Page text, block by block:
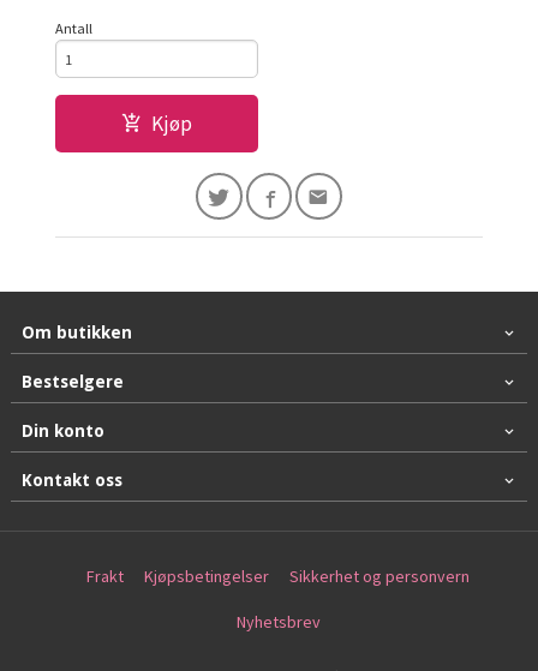
Antall
Kjøp
Om butikken
Bestselgere
Din konto
Kontakt oss
Frakt Kjøpsbetingelser Sikkerhet og personvern
Nyhetsbrev